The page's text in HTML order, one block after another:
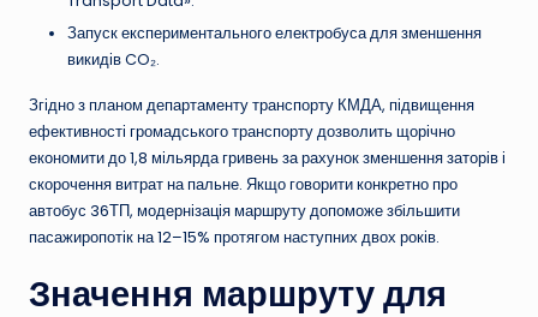
Запуск експериментального електробуса для зменшення
викидів CO₂.
Згідно з планом департаменту транспорту КМДА, підвищення
ефективності громадського транспорту дозволить щорічно
економити до 1,8 мільярда гривень за рахунок зменшення заторів і
скорочення витрат на пальне. Якщо говорити конкретно про
автобус 36ТП, модернізація маршруту допоможе збільшити
пасажиропотік на 12–15% протягом наступних двох років.
Значення маршруту для